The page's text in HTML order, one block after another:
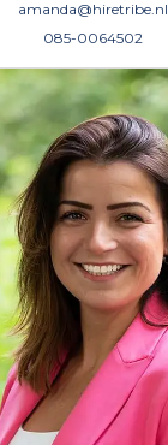
amanda@hiretribe.nl
085-0064502